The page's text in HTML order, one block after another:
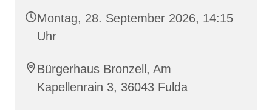
Montag, 28. September 2026, 14:15
Uhr
Bürgerhaus Bronzell, Am
Kapellenrain 3, 36043 Fulda